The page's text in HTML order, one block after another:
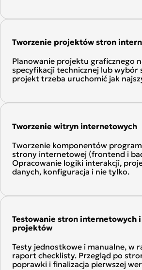
Tworzenie projektów stron
Planowanie projektu graficznego
specyfikacji technicznej lub wybór
projekt trzeba uruchomić jak
Tworzenie witryn internetowych
Tworzenie komponentów
strony internetowej (frontend i
Opracowanie logiki interakcji,
danych, konfiguracja i nie tylko.
Testowanie stron internetowych
projektów
Testy jednostkowe i manualne, w
raport checklisty. Przegląd po
poprawki i finalizacja pierwszej